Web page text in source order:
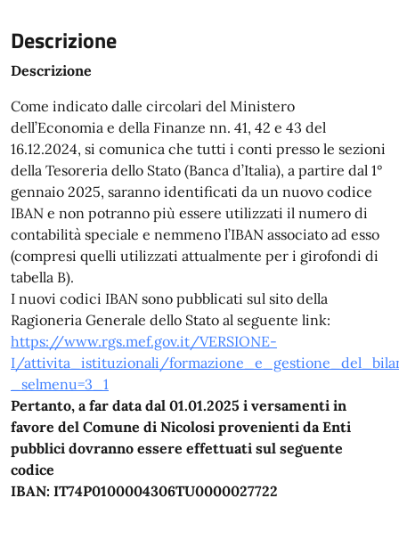
Descrizione
Descrizione
Come indicato dalle circolari del Ministero
dell’Economia e della Finanze nn. 41, 42 e 43 del
16.12.2024, si comunica che tutti i conti presso le sezioni
della Tesoreria dello Stato (Banca d’Italia), a partire dal 1°
gennaio 2025, saranno identificati da un nuovo codice
IBAN e non potranno più essere utilizzati il numero di
contabilità speciale e nemmeno l’IBAN associato ad esso
(compresi quelli utilizzati attualmente per i girofondi di
tabella B).
I nuovi codici IBAN sono pubblicati sul sito della
Ragioneria Generale dello Stato al seguente link:
https://www.rgs.mef.gov.it/VERSIONE-
I/attivita_istituzionali/
_selmenu=3_1
Pertanto, a far data dal 01.01.2025 i versamenti in
favore del Comune di Nicolosi provenienti da Enti
pubblici dovranno essere effettuati sul seguente
codice
IBAN: IT74P0100004306TU0000027722